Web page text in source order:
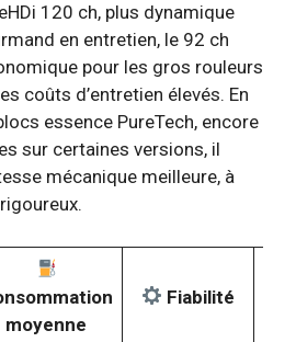
120 ch, plus dynamique
en entretien, le 92 ch
pour les gros rouleurs
coûts d’entretien élevés. En
essence PureTech, encore
sur certaines versions, il
mécanique meilleure, à
moyenne
Fiabilité